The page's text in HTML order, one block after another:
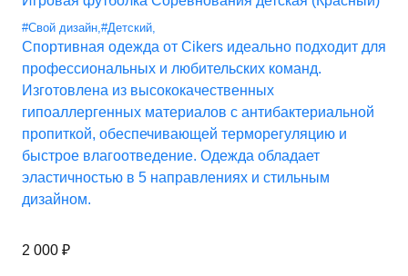
#Свой дизайн,#Детский,
Спортивная одежда от Cikers идеально подходит для
профессиональных и любительских команд.
Изготовлена из высококачественных
гипоаллергенных материалов с антибактериальной
пропиткой, обеспечивающей терморегуляцию и
быстрое влагоотведение. Одежда обладает
эластичностью в 5 направлениях и стильным
дизайном.
2 000 ₽